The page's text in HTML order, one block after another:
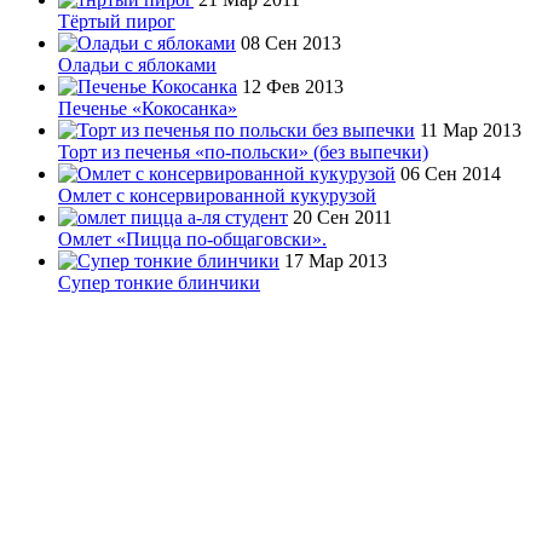
Тёртый пирог
08 Сен 2013
Оладьи с яблоками
12 Фев 2013
Печенье «Кокосанка»
11 Мар 2013
Торт из печенья «по-польски» (без выпечки)
06 Сен 2014
Омлет с консервированной кукурузой
20 Сен 2011
Омлет «Пицца по-общаговски».
17 Мар 2013
Супер тонкие блинчики